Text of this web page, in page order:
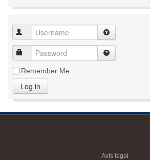
Remember Me
Log in
Avís legal